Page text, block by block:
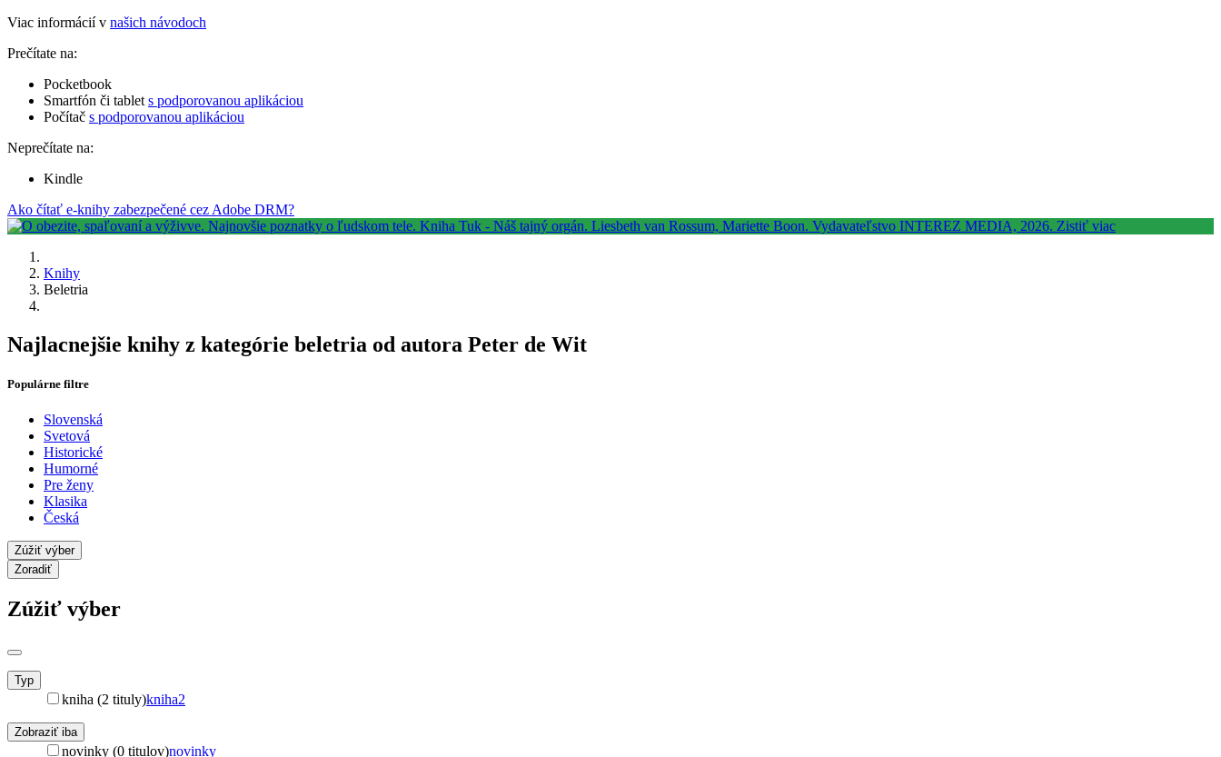
Viac informácií v našich návodoch
Prečítate na:
Pocketbook
Smartfón či tablet s podporovanou aplikáciou
Počítač s podporovanou aplikáciou
Neprečítate na:
Kindle
Ako čítať e-knihy zabezpečené cez Adobe DRM?
Knihy
Beletria
Najlacnejšie knihy z kategórie beletria od autora Peter de Wit
Populárne filtre
Slovenská
Svetová
Historické
Humorné
Pre ženy
Klasika
Česká
Zúžiť výber
Zoradiť
Zúžiť výber
Typ
kniha (2 tituly)kniha2
Zobraziť iba
novinky (0 titulov)novinky